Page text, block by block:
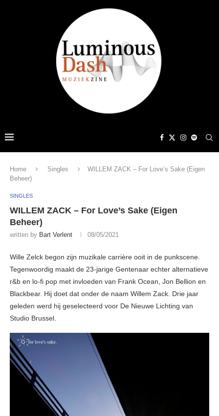
Home Singles
WILLEM ZACK – For Love’s Sake (Eigen
Beheer)
SINGLES
WILLEM ZACK – For Love’s Sake (Eigen
Beheer)
written by Bart Verlent 08/05/2021
Wille Zelck begon zijn muzikale carrière ooit in de punkscene.
Tegenwoordig maakt de 23-jarige Gentenaar echter alternatieve
r&b en lo-fi pop met invloeden van Frank Ocean, Jon Bellion en
Blackbear. Hij doet dat onder de naam Willem Zack. Drie jaar
geleden werd hij geselecteerd voor De Nieuwe Lichting van
Studio Brussel.